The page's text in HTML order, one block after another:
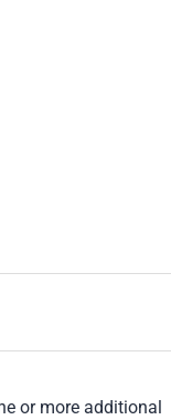
or more additional